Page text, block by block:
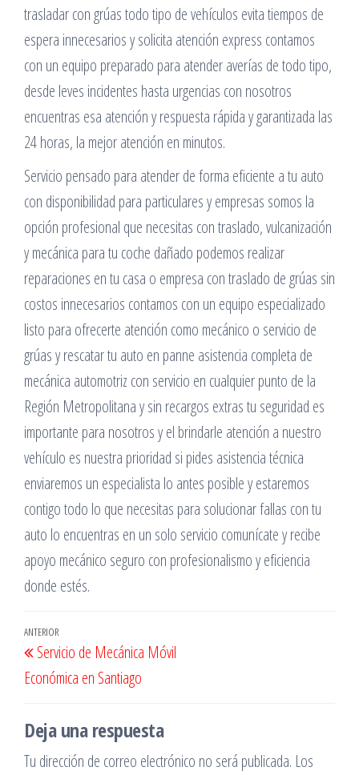
trasladar con grúas todo tipo de vehículos evita tiempos de
espera innecesarios y solicita atención express contamos
con un equipo preparado para atender averías de todo tipo,
desde leves incidentes hasta urgencias con nosotros
encuentras esa atención y respuesta rápida y garantizada las
24 horas, la mejor atención en minutos.
Servicio pensado para atender de forma eficiente a tu auto
con disponibilidad para particulares y empresas somos la
opción profesional que necesitas con traslado, vulcanización
y mecánica para tu coche dañado podemos realizar
reparaciones en tu casa o empresa con traslado de grúas sin
costos innecesarios contamos con un equipo especializado
listo para ofrecerte atención como mecánico o servicio de
grúas y rescatar tu auto en panne asistencia completa de
mecánica automotriz con servicio en cualquier punto de la
Región Metropolitana y sin recargos extras tu seguridad es
importante para nosotros y el brindarle atención a nuestro
vehículo es nuestra prioridad si pides asistencia técnica
enviaremos un especialista lo antes posible y estaremos
contigo todo lo que necesitas para solucionar fallas con tu
auto lo encuentras en un solo servicio comunícate y recibe
apoyo mecánico seguro con profesionalismo y eficiencia
donde estés.
Navegación
de
entradas
Entrada
anterior
ANTERIOR
Servicio de Mecánica Móvil
Económica en Santiago
Deja una respuesta
Tu dirección de correo electrónico no será publicada. Los